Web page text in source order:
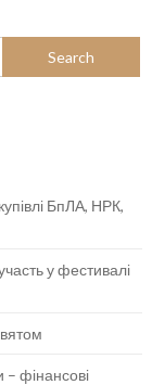
БпЛА, НРК,
у фестивалі
– фінансові